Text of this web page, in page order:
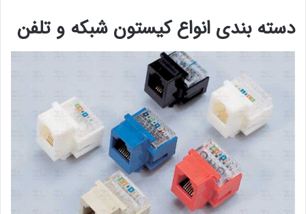
دسته بندی انواع کیستون شبکه و تلفن